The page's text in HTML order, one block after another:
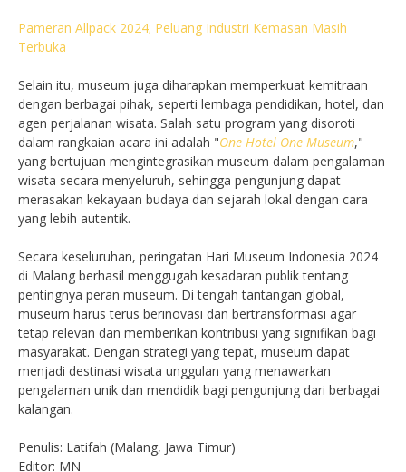
Pameran Allpack 2024; Peluang Industri Kemasan Masih
Terbuka
Selain itu, museum juga diharapkan memperkuat kemitraan
dengan berbagai pihak, seperti lembaga pendidikan, hotel, dan
agen perjalanan wisata. Salah satu program yang disoroti
dalam rangkaian acara ini adalah "One Hotel One Museum,"
yang bertujuan mengintegrasikan museum dalam pengalaman
wisata secara menyeluruh, sehingga pengunjung dapat
merasakan kekayaan budaya dan sejarah lokal dengan cara
yang lebih autentik.
Secara keseluruhan, peringatan Hari Museum Indonesia 2024
di Malang berhasil menggugah kesadaran publik tentang
pentingnya peran museum. Di tengah tantangan global,
museum harus terus berinovasi dan bertransformasi agar
tetap relevan dan memberikan kontribusi yang signifikan bagi
masyarakat. Dengan strategi yang tepat, museum dapat
menjadi destinasi wisata unggulan yang menawarkan
pengalaman unik dan mendidik bagi pengunjung dari berbagai
kalangan.
Penulis: Latifah (Malang, Jawa Timur)
Editor: MN